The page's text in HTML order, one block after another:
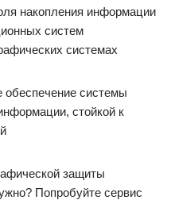
накопления информации
систем
системах
обеспечение системы
стойкой к
защиты
Попробуйте сервис